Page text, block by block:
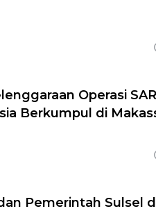
Operasi
Berkumpul di
Pemerintah Sulsel